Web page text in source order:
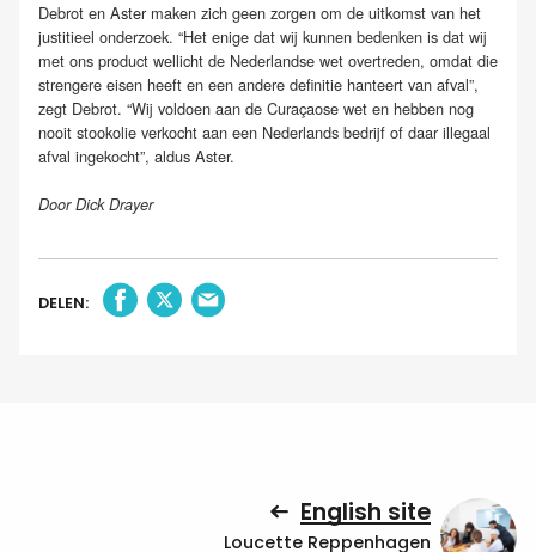
Debrot en Aster maken zich geen zorgen om de uitkomst van het
justitieel onderzoek. “Het enige dat wij kunnen bedenken is dat wij
met ons product wellicht de Nederlandse wet overtreden, omdat die
strengere eisen heeft en een andere definitie hanteert van afval”,
zegt Debrot. “Wij voldoen aan de Curaçaose wet en hebben nog
nooit stookolie verkocht aan een Nederlands bedrijf of daar illegaal
afval ingekocht”, aldus Aster.
Door Dick Drayer
DELEN:
English site
Loucette Reppenhagen